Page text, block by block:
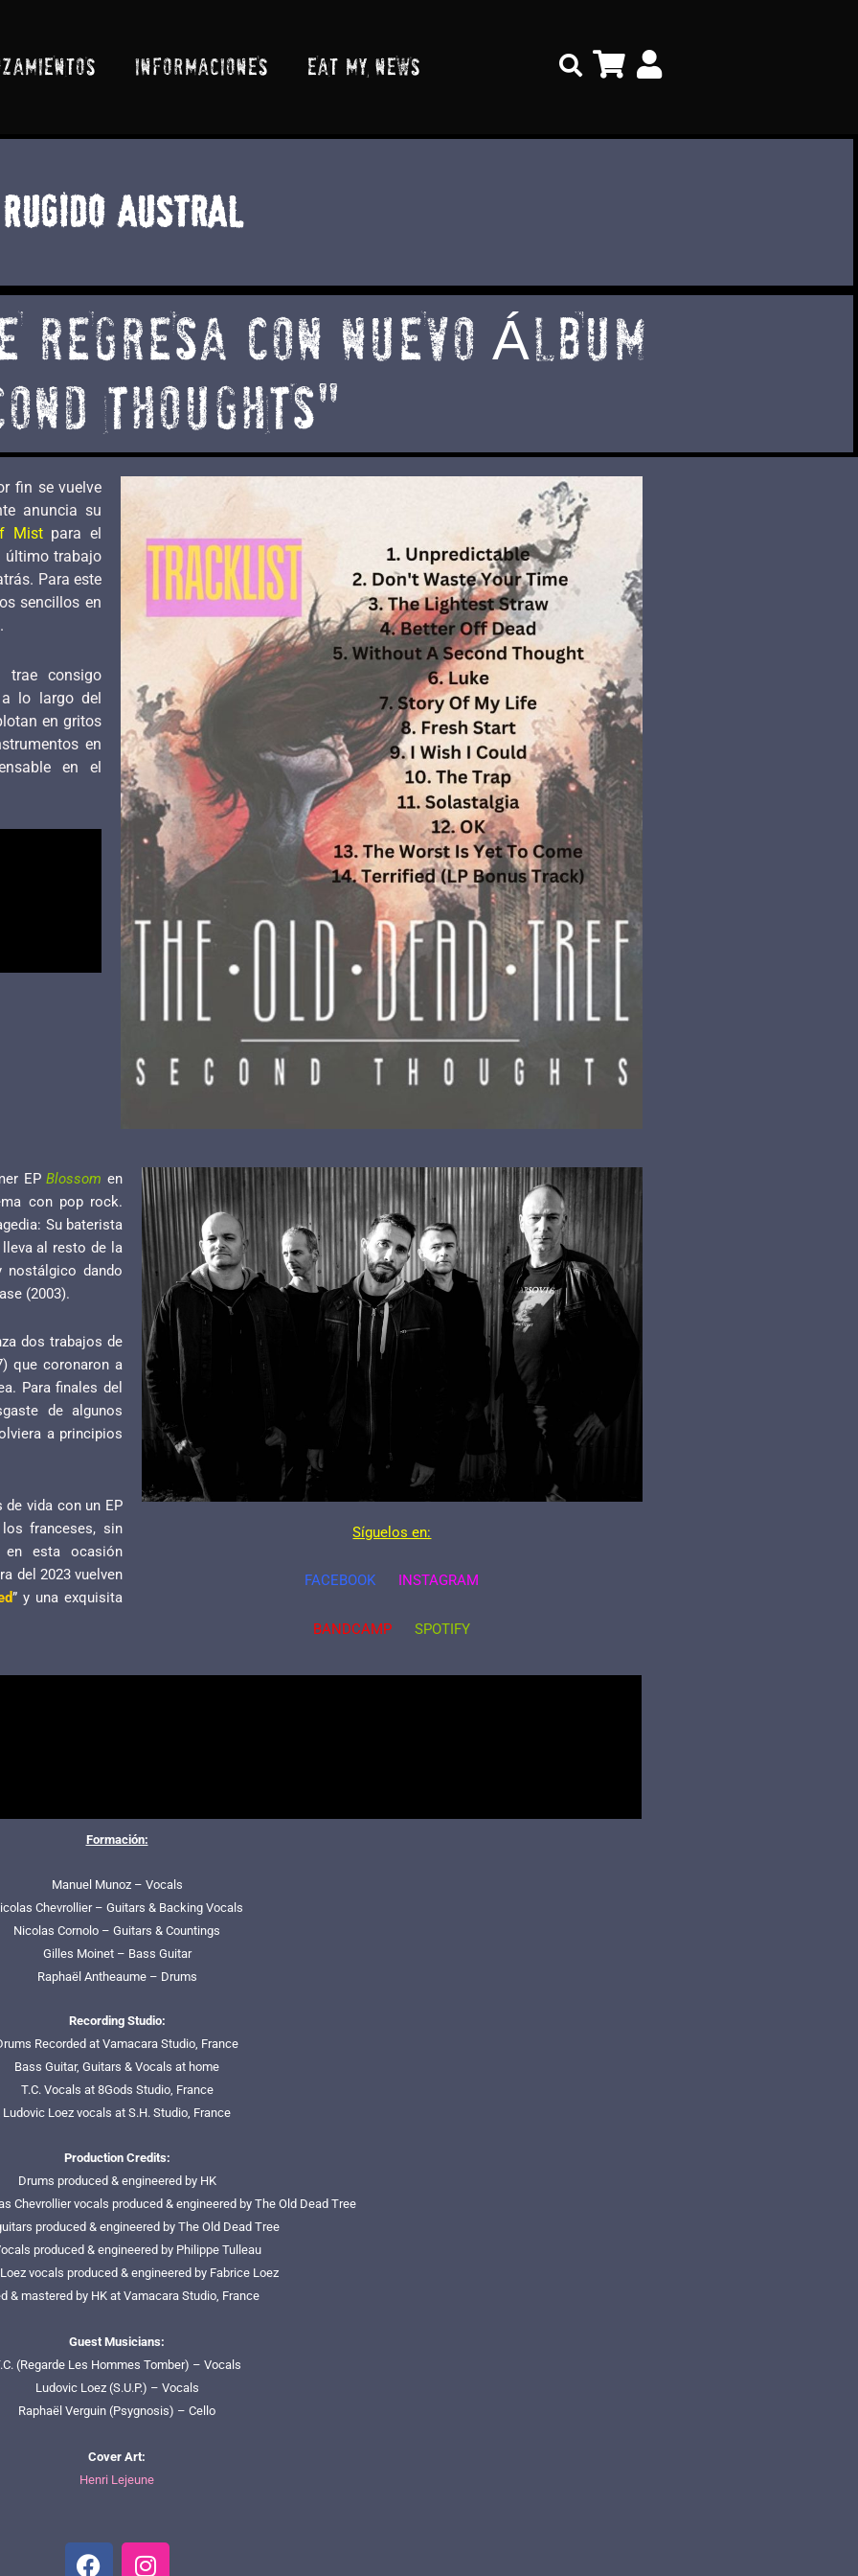
INFORMACIONES EAT MY NEWS Search
Rugido Austral
REGRESA CON NUEVO ÁLBUM
THOUGHTS"
fin se vuelve
anuncia su
Mist para el
último trabajo
Para este
sencillos en
trae consigo
lo largo del
en gritos
en
en el
EPBlossom en
con pop rock.
Su baterista
al resto de la
nostálgico dando
(2003).
dos trabajos de
que coronaron a
Para finales del
de algunos
a principios
vida con un EP
franceses, sin
en esta ocasión
del 2023 vuelven
” y una exquisita
Síguelos en:
FACEBOOK INSTAGRAM
BANDCAMPSPOTIFY
Formación:
Manuel Munoz – Vocals
Chevrollier – Guitars & Backing Vocals
Nicolas Cornolo – Guitars & Countings
Gilles Moinet – Bass Guitar
Raphaël Antheaume – Drums
Recording Studio:
Recorded at Vamacara Studio, France
Bass Guitar, Guitars & Vocals at home
T.C. Vocals at 8Gods Studio, France
Ludovic Loez vocals at S.H. Studio, France
Production Credits:
Drums produced & engineered by HK
Chevrollier vocals produced & engineered by The Old Dead Tree
produced & engineered by The Old Dead Tree
produced & engineered by Philippe Tulleau
vocals produced & engineered by Fabrice Loez
& mastered by HK at Vamacara Studio, France
Guest Musicians:
(Regarde Les Hommes Tomber) – Vocals
Ludovic Loez (S.U.P.) – Vocals
Raphaël Verguin (Psygnosis) – Cello
Cover Art:
Henri Lejeune
F
I